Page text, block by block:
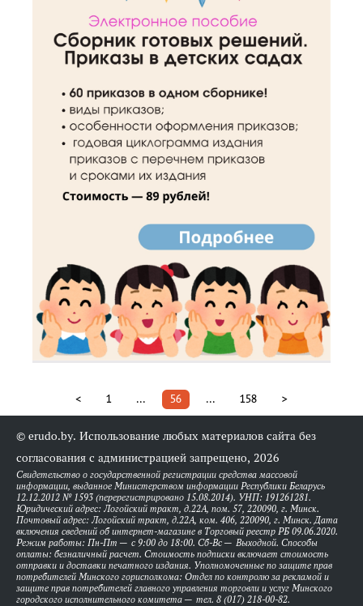
< 1 ... 56 ... 158 >
© erudo.by. Использование любых материалов сайта без
согласования с администрацией запрещено, 2026
Свидетельство о государственной регистрации средства массовой
информации, выданное Министерством информации Республики Беларусь
12.12.2012 № 1593 (перерегистрировано 15.08.2014). УНП: 191261281.
Юридический адрес: Логойский тракт, д.22А, пом. 57, 220090, г. Минск.
Почтовый адрес: Логойский тракт, д.22А, ком. 406, 220090, г. Минск. Дата
включения сведений об интернет-магазине в Торговый реестр РБ 09.06.2020.
Режим работы: Пн-Пт — с 9:00 до 18:00. Сб-Вс — Выходной. Способы
оплаты: безналичный расчет. Стоимость подписки включает стоимость
отправки и доставки печатного издания. Уполномоченные по защите прав
потребителей Минского горисполкома: Отдел по контролю за рекламой и
защите прав потребителей главного управления торговли и услуг Минского
городского исполнительного комитета — тел. 8 (017) 218-00-82.